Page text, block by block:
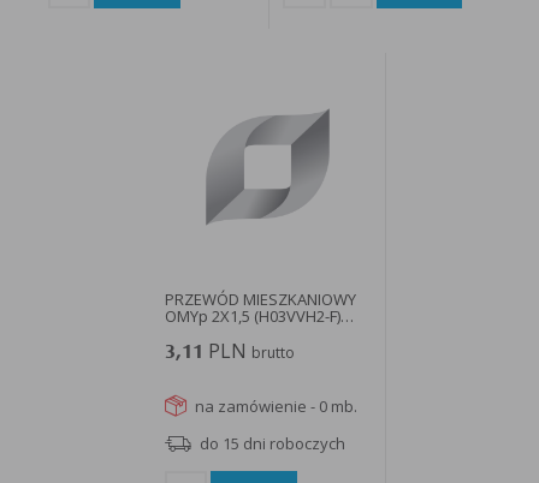
PRZEWÓD MIESZKANIOWY
OMYp 2X1,5 (H03VVH2-F)
czarny...
3,11 PLN brutto
na zamówienie - 0 mb.
do 15 dni roboczych